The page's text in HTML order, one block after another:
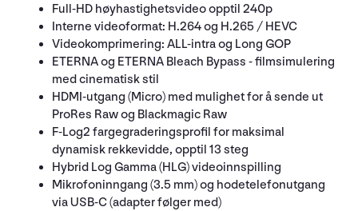
Full-HD høyhastighetsvideo opptil 240p
Interne videoformat: H.264 og H.265 / HEVC
Videokomprimering: ALL-intra og Long GOP
ETERNA og ETERNA Bleach Bypass - filmsimulering
med cinematisk stil
HDMI-utgang (Micro) med mulighet for å sende ut
ProRes Raw og Blackmagic Raw
F-Log2 fargegraderingsprofil for maksimal
dynamisk rekkevidde, opptil 13 steg
Hybrid Log Gamma (HLG) videoinnspilling
Mikrofoninngang (3.5 mm) og hodetelefonutgang
via USB-C (adapter følger med)